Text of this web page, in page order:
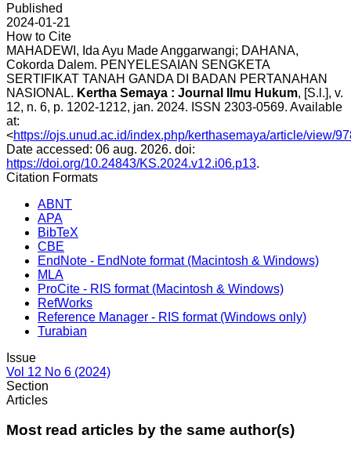
Published
2024-01-21
How to Cite
MAHADEWI, Ida Ayu Made Anggarwangi; DAHANA,
Cokorda Dalem. PENYELESAIAN SENGKETA
SERTIFIKAT TANAH GANDA DI BADAN PERTANAHAN
NASIONAL. Kertha Semaya : Journal Ilmu Hukum, [S.l.], v.
12, n. 6, p. 1202-1212, jan. 2024. ISSN 2303-0569. Available
at:
<https://ojs.unud.ac.id/index.php/kerthasemaya/article/view/
Date accessed: 06 aug. 2026. doi:
https://doi.org/10.24843/KS.2024.v12.i06.p13.
Citation Formats
ABNT
APA
BibTeX
CBE
EndNote - EndNote format (Macintosh & Windows)
MLA
ProCite - RIS format (Macintosh & Windows)
RefWorks
Reference Manager - RIS format (Windows only)
Turabian
Issue
Vol 12 No 6 (2024)
Section
Articles
Most read articles by the same author(s)